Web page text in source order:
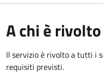
A chi è rivolto
Il servizio è rivolto a tutti i
requisiti previsti.